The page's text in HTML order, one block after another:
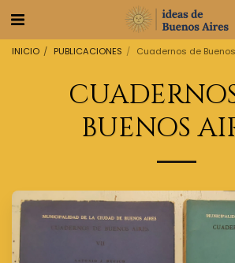
INICIO PUBLICACIONES Cuadernos de
BUENOS